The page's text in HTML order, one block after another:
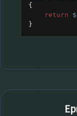
{
return
}